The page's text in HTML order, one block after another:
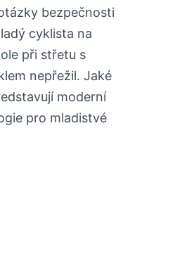
bezpečnosti
cyklista na
při střetu s
nepřežil. Jaké
moderní
pro mladistvé